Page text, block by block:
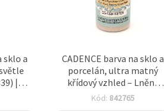
sklo a
|
a
CADENCE barva na sklo a
porcelán, ultra matný
křídový vzhled – Lněný
(CG-1334), 59 ml | pro DIY
Kód: 842765